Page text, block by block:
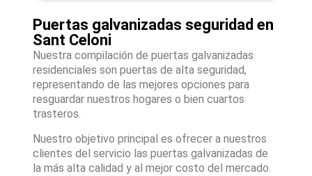
Puertas galvanizadas seguridad en
Sant Celoni
Nuestra compilación de puertas galvanizadas
residenciales son puertas de alta seguridad,
representando de las mejores opciones para
resguardar nuestros hogares o bien cuartos
trasteros.
Nuestro objetivo principal es ofrecer a nuestros
clientes del servicio las puertas galvanizadas de
la más alta calidad y al mejor costo del mercado.